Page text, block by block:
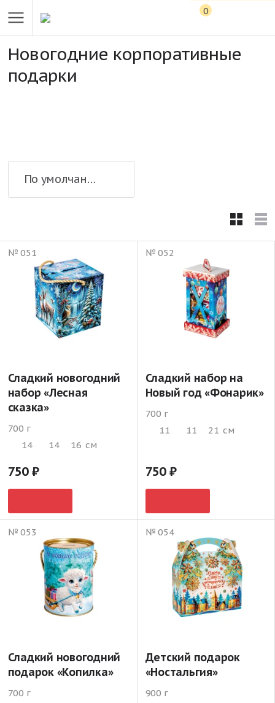
0
Новогодние корпоративные
подарки
По умолчанию
№ 051
Сладкий новогодний
набор «Лесная
сказка»
700 г
14
14 16 см
750
№ 052
Сладкий набор на
Новый год «Фонарик»
700 г
11
11 21 см
750
№ 053
Сладкий новогодний
подарок «Копилка»
700 г
№ 054
Детский подарок
«Ностальгия»
900 г